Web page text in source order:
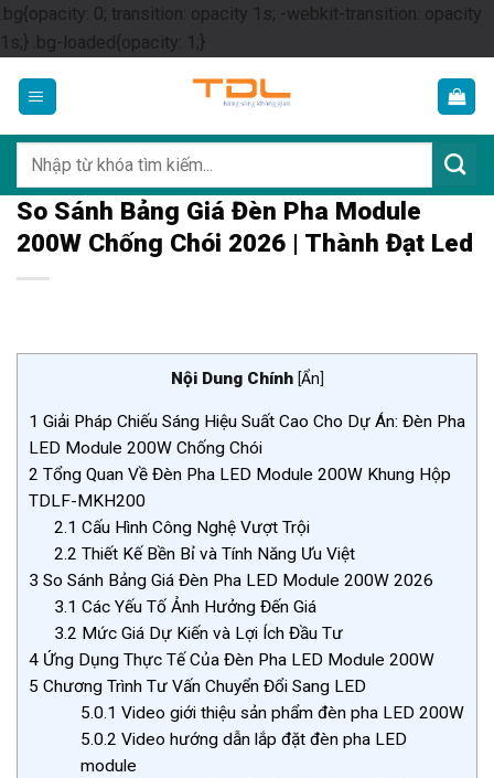
.bg{opacity: 0; transition: opacity 1s; -webkit-transition: opacity
1s;} .bg-loaded{opacity: 1;}Skip
content
kiếm:
So Sánh Bảng Giá Đèn Pha Module
200W Chống Chói 2026 | Thành Đạt Led
Nội Dung Chính [Ẩn]
1 Giải Pháp Chiếu Sáng Hiệu Suất Cao Cho Dự Án: Đèn Pha
LED Module 200W Chống Chói
2 Tổng Quan Về Đèn Pha LED Module 200W Khung Hộp
TDLF-MKH200
2.1 Cấu Hình Công Nghệ Vượt Trội
2.2 Thiết Kế Bền Bỉ và Tính Năng Ưu Việt
3 So Sánh Bảng Giá Đèn Pha LED Module 200W 2026
3.1 Các Yếu Tố Ảnh Hưởng Đến Giá
3.2 Mức Giá Dự Kiến và Lợi Ích Đầu Tư
4 Ứng Dụng Thực Tế Của Đèn Pha LED Module 200W
5 Chương Trình Tư Vấn Chuyển Đổi Sang LED
5.0.1 Video giới thiệu sản phẩm đèn pha LED 200W
5.0.2 Video hướng dẫn lắp đặt đèn pha LED
module